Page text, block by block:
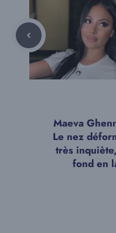
Maeva
Le nez
très
fond en